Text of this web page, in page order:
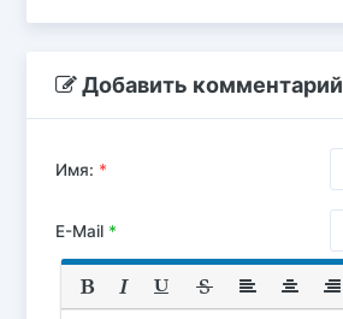
Добавить комментарий
Имя: *
E-Mail *